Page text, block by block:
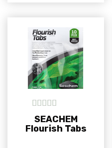
5out of 5
SEACHEM
Flourish Tabs